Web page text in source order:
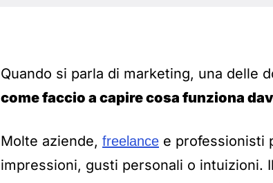
Quando si parla di marketing, una delle
come faccio a capire cosa funziona
Molte aziende, freelance e professionisti
impressioni, gusti personali o intuizioni.